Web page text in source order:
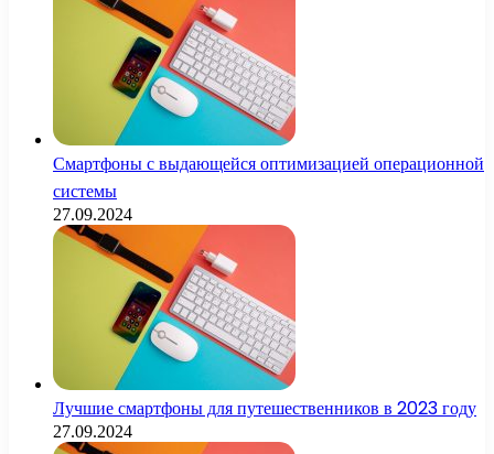
Смартфоны с выдающейся оптимизацией операционной
системы
27.09.2024
Лучшие смартфоны для путешественников в 2023 году
27.09.2024